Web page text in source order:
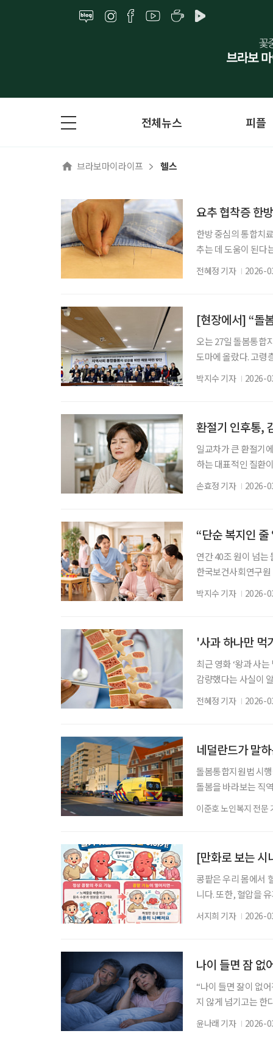
전체뉴스 피플
브라보마이라이프 헬스
요추 협착증 한
한방 중심의 통합치
추는 데 도움이 된다
담은 연구를 국제
디스크 퇴행, 관절
전혜정 기자 2026-
[현장에서] “돌
오는 27일 돌봄통합
도마에 올랐다. 고령
분명하지만, 이를
회의원회관에서 열
박지수 기자 2026-
환절기 인후통,
일교차가 큰 환절기
하는 대표적인 질환
고, 바이러스나 세
수 있다. 단순 감기
다. 코
손효정 기자 2026-
“단순 복지인 줄
연간 40조 원이 넘는
한국보건사회연구원
국내 돌봄 지출은
은 단순한 복지 비
박지수 기자 2026-
'사과 하나만 먹
최근 영화 ‘왕과 사
감량했다는 사실이
들은 이처럼 극단
고 경고한다. 급격
전혜정 기자 2026-
네덜란드가 말
돌봄통합지원법 시
돌봄을 바라보는 직
갈등은 비단 한국
복지법인 협동복지
기관과
이준호 노인복지 전문
[만화로 보는 시
콩팥은 우리 몸에서
니다. 또한, 혈압을
담당하지만 이상이
니다. 만성콩팥병
서지희 기자 2026-
나이 들면 잠 없
“나이 들면 잚이 없
지 않게 넘기고는 한
나는 경우도 많다.
가벼운 것은 아니
윤나래 기자 2026-